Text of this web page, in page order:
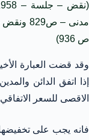
ص 936)
إذا اتفق الدائن
الاقصى للسعر الاتفاقي